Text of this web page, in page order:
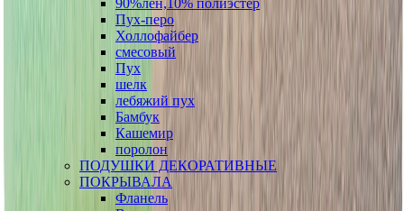
90%лен,10% полиэстер
Пух-перо
Холлофайбер
смесовый
Пух
шелк
лебяжий пух
Бамбук
Кашемир
поролон
ПОДУШКИ ДЕКОРАТИВНЫЕ
ПОКРЫВАЛА
Фланель